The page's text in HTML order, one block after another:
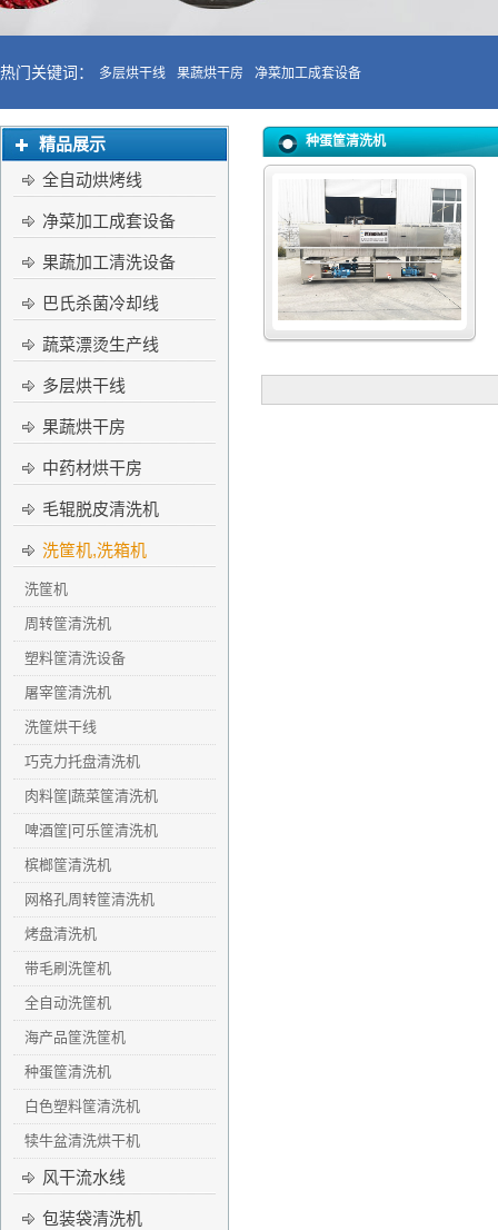
热门关键词： 多层烘干线 果蔬烘干房 净菜加工成套设备
精品展示
全自动烘烤线
净菜加工成套设备
果蔬加工清洗设备
巴氏杀菌冷却线
蔬菜漂烫生产线
多层烘干线
果蔬烘干房
中药材烘干房
毛辊脱皮清洗机
洗筐机,洗箱机
洗筐机
周转筐清洗机
塑料筐清洗设备
屠宰筐清洗机
洗筐烘干线
巧克力托盘清洗机
肉料筐|蔬菜筐清洗机
啤酒筐|可乐筐清洗机
槟榔筐清洗机
网格孔周转筐清洗机
烤盘清洗机
带毛刷洗筐机
全自动洗筐机
海产品筐洗筐机
种蛋筐清洗机
白色塑料筐清洗机
犊牛盆清洗烘干机
风干流水线
包装袋清洗机
种蛋筐清洗机